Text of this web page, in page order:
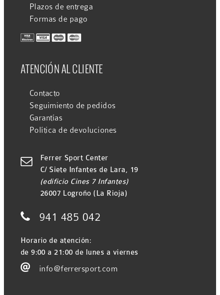
Plazos de entrega
Formas de pago
ATENCIÓN AL CLIENTE
Contacto
Seguimiento de pedidos
Garantías
Política de devoluciones

Ferrer Sport Center
C/ Siete Infantes de Lara, 19
(edificio Cines 7 Infantes)
26007 Logroño (La Rioja)
 941 485 042
Horario de atención:
de 9:00 a 21:00 de lunes a viernes
 info@ferrersport.com